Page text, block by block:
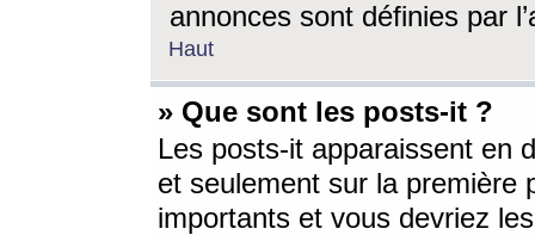
annonces sont définies par
Haut
» Que sont les posts-it ?
Les posts-it apparaissent en
et seulement sur la première
importants et vous devriez